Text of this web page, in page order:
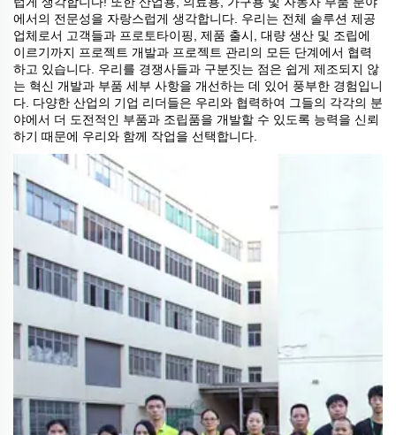
에서의 전문성을 자랑스럽게 생각합니다. 우리는 전체 솔루션 제공
업체로서 고객들과 프로토타이핑, 제품 출시, 대량 생산 및 조립에
이르기까지 프로젝트 개발과 프로젝트 관리의 모든 단계에서 협력
하고 있습니다. 우리를 경쟁사들과 구분짓는 점은 쉽게 제조되지 않
는 혁신 개발과 부품 세부 사항을 개선하는 데 있어 풍부한 경험입니
다. 다양한 산업의 기업 리더들은 우리와 협력하여 그들의 각각의 분
야에서 더 도전적인 부품과 조립품을 개발할 수 있도록 능력을 신뢰
하기 때문에 우리와 함께 작업을 선택합니다.